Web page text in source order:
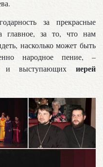
за прекрасные
главное, за то, что нам
насколько может быть
народное пение, –
и выступающих иерей